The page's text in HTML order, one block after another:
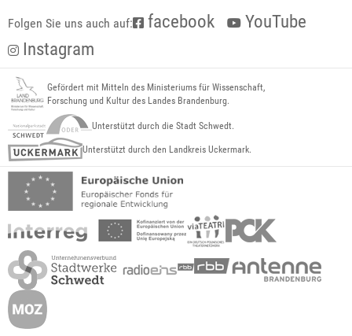
Folgen Sie uns auch auf: facebook
YouTube
Instagram
Gefördert mit Mitteln des Ministeriums für Wissenschaft,
Forschung und Kultur des Landes Brandenburg.
Unterstützt durch die Stadt Schwedt.
Unterstützt durch den Landkreis Uckermark.